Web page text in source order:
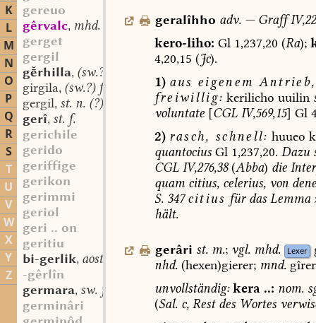
K
L
M
N
O
P
Q
R
S
T
U
V
W
X
Y
Z
gereuo
gêrvalc, mhd. st. m.
gerget
gergil
grhilla, (sw.?) f.
girgila, (sw.?) f.
gergil, st. n. (?)
gerî, st. f.
gerichile
gerido
geriffige
gerikon
gerimmi
geriol
geri .. on
geritiu
bi-gerlik, aostndfrk. adj.
-gêrlîn
germara, sw. f.
germinâri
geralîhho adv. —Graff
kero-liho: Gl1,237,20 (Ra);
4,20,15 (Jc).
1) aus eigenem Antrieb,
freiwillig: kerilicho uuilin
voluntate[CGLIV,569,15] Gl
2) rasch, schnell: huueo
quantocius Gl1,237,20. Dazu
CGLIV,276,38(Abba) die
quamcitius,celerius,von
S.347 citius fürdasLemma
hält.
gerâri st. m.; vgl. mhd. Lexer
nhd.(hexen)gierer; mnd.
unvollständig: kera..: nom.
(Sal.c, RestdesWortes